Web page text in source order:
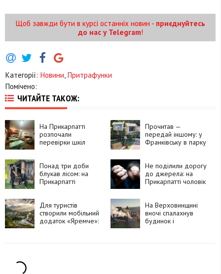
Щоб завжди бути в курсі останніх новин - приєднуйтесь
до нас у Telegram!
Категорії: Новини, Притрафунки
Помічено:
ЧИТАЙТЕ ТАКОЖ:
На Прикарпатті
розпочали
перевірки шкіл
Прочитав —
передай іншому: у
Франківську в парку
книгообмін
Понад три доби
блукав лісом: на
Прикарпатті
дорогою по воду
Не поділили дорогу
до джерела: на
Прикарпатті чоловік
Для туристів
створили мобільний
додаток «Яремче»:
На Верховинщині
вночі спалахнув
будинок і